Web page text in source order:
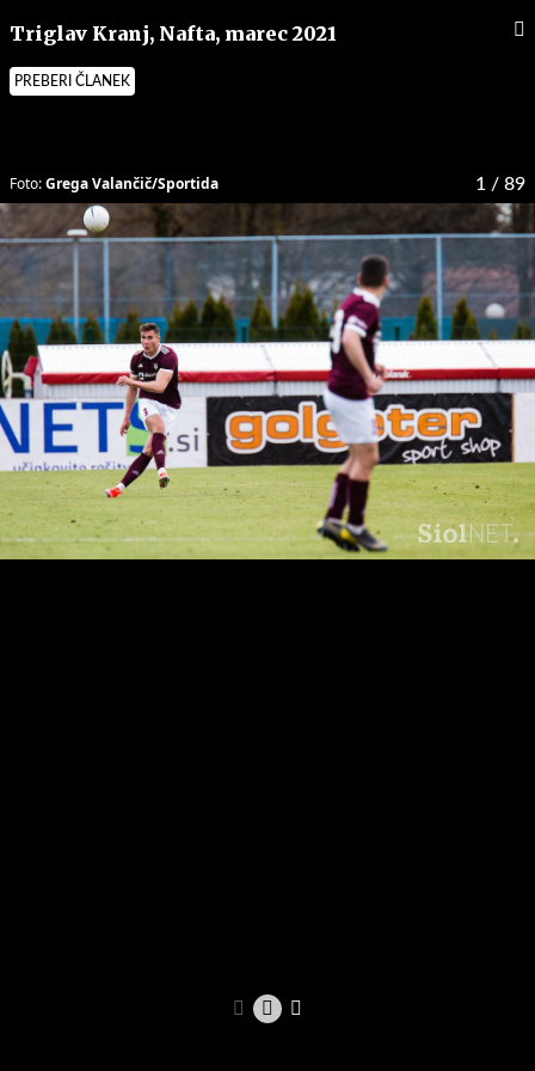
Triglav Kranj, Nafta, marec 2021
PREBERI ČLANEK
1 / 89
Foto:Grega Valančič/Sportida